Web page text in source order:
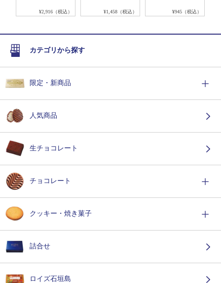
¥2,916（税込） ¥1,458（税込） ¥945（税込）
カテゴリから探す
限定・新商品
人気商品
生チョコレート
チョコレート
クッキー・焼き菓子
詰合せ
ロイズ石垣島